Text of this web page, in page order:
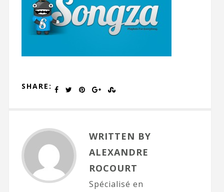
SHARE:
WRITTEN BY
ALEXANDRE
ROCOURT
Spécialisé en